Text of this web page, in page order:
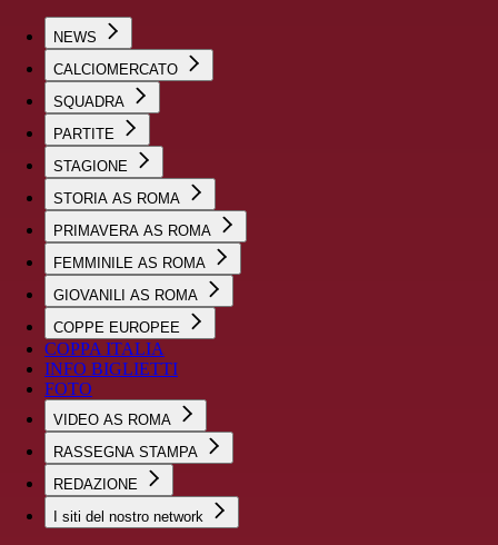
NEWS
CALCIOMERCATO
SQUADRA
PARTITE
STAGIONE
STORIA AS ROMA
PRIMAVERA AS ROMA
FEMMINILE AS ROMA
GIOVANILI AS ROMA
COPPE EUROPEE
COPPA ITALIA
INFO BIGLIETTI
FOTO
VIDEO AS ROMA
RASSEGNA STAMPA
REDAZIONE
I siti del nostro network